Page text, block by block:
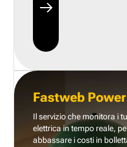
Fastweb
Il servizio che monitora i
elettrica in tempo reale,
abbassare i costi in